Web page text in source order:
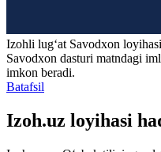
Izohli lugʻat Savodxon
Savodxon dasturi matndagi
imkon beradi.
Batafsil
Izoh.uz loyihasi